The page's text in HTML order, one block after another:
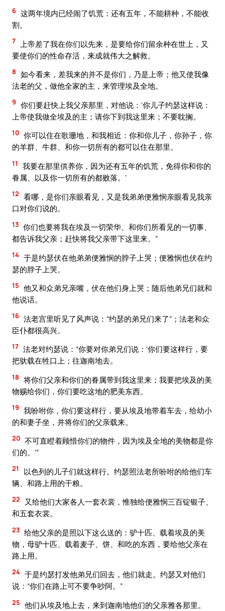
6 这两年境内已经闹了饥荒：还有五年，不能耕种，不能收
割。
7
上帝差了我在你们以先来，是要给你们留余种在世上，又
要使你们的性命存活，来成就伟大之解救。
8 如今看来，差我来的并不是你们，乃是上帝；他又使我像
法老的父，做他全家的主，来管理埃及全地。
9 你们要赶快上我父亲那里，对他说：‘你儿子约瑟这样说：
上帝使我做全埃及的主；请你下到我这里来；不要耽搁。
10 你可以住在歌珊地，和我相近：你和你儿子，你孙子，你
的羊群、牛群、和你一切所有的都可以住在那里。
11
我要在那里供养你，因为还有五年的饥荒，免得你和你的
眷属、以及你一切所有的都败落。’
12 看哪，是你们亲眼看见，又是我弟弟便雅悯亲眼看见我亲
口对你们说的。
13 你们也要将我在埃及一切荣华、和你们所看见的一切事、
都告诉我父亲；赶快将我父亲带下这里来。”
14 于是约瑟伏在他弟弟便雅悯的脖子上哭；便雅悯也伏在约
瑟的脖子上哭。
15 他又和众弟兄亲嘴，伏在他们身上哭；随后他弟兄们就和
他说话。
16 法老宫里听见了风声说：“约瑟的弟兄们来了”；法老和众
臣仆都很高兴。
17 法老对约瑟说：“你要对你弟兄们说：‘你们要这样行，要
把驮载在牲口上；往迦南地去。
18 将你们父亲和你们的眷属带到我这里来；我要把埃及的美
物赐给你们，你们要吃这地的肥美东西。
19 我吩咐你，你们要这样行，要从埃及地带着车去，给幼小
的和妻子坐，并将你们的父亲载来。
20 不可直瞪着顾惜你们的物件，因为埃及全地的美物都是你
们的。’”
21
以色列的儿子们就这样行。约瑟照法老所吩咐的给他们车
辆、和路上用的干粮。
22
又给他们大家各人一套衣裳，惟独给便雅悯三百锭银子、
和五套衣裳。
23 给他父亲的是照以下这么送的：驴十匹、载着埃及的美
物，母驴十匹、载着麦子、饼、和吃的东西，要给他父亲在
路上用。
24 于是约瑟打发他弟兄们回去，他们就走。约瑟又对他们
说：“你们在路上可不要争吵阿。”
25 他们从埃及地上去，来到迦南地他们的父亲雅各那里。